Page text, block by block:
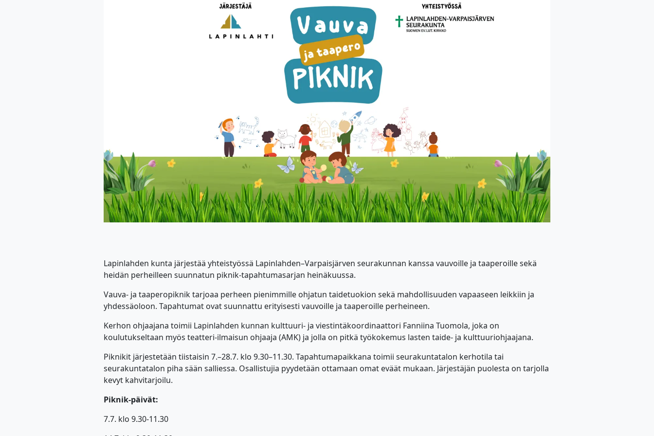
Lapinlahden kunta järjestää yhteistyössä Lapinlahden–Varpaisjärven seurakunnan kanssa vauvoille ja taaperoille sekä
heidän perheilleen suunnatun piknik-tapahtumasarjan heinäkuussa.
Vauva- ja taaperopiknik tarjoaa perheen pienimmille ohjatun taidetuokion sekä mahdollisuuden vapaaseen leikkiin ja
yhdessäoloon. Tapahtumat ovat suunnattu erityisesti vauvoille ja taaperoille perheineen.
Kerhon ohjaajana toimii Lapinlahden kunnan kulttuuri- ja viestintäkoordinaattori Fanniina Tuomola, joka on
koulutukseltaan myös teatteri-ilmaisun ohjaaja (AMK) ja jolla on pitkä työkokemus lasten taide- ja kulttuuriohjaajana.
Piknikit järjestetään tiistaisin 7.–28.7. klo 9.30–11.30. Tapahtumapaikkana toimii seurakuntatalon kerhotila tai
seurakuntatalon piha sään salliessa. Osallistujia pyydetään ottamaan omat eväät mukaan. Järjestäjän puolesta on tarjolla
kevyt kahvitarjoilu.
Piknik-päivät:
7.7. klo 9.30-11.30